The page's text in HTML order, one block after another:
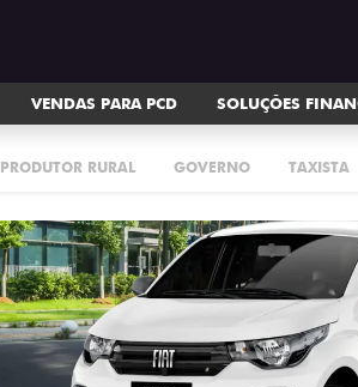
VENDAS PARA PCD SOLUÇÕES
PRODUTOR RURAL GOVERNO TAXISTA